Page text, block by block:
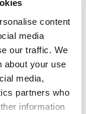
content
media
our traffic. We
about your use
media,
partners who
information
einem
eine